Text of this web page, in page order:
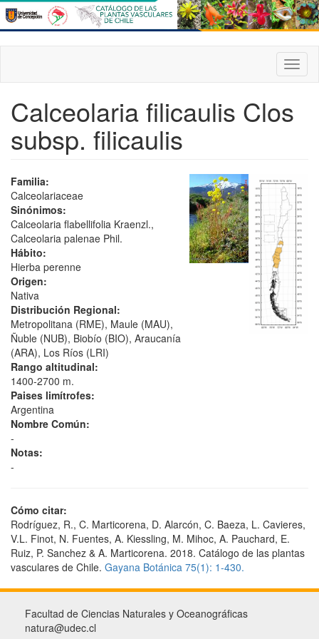
Pasar
al
contenido
principal
Calceolaria filicaulis Clos
subsp. filicaulis
Familia:
Calceolariaceae
Sinónimos:
Calceolaria flabellifolia Kraenzl.,
Calceolaria palenae Phil.
Hábito:
Hierba perenne
Origen:
Nativa
Distribución Regional:
Metropolitana (RME), Maule (MAU),
Ñuble (NUB), Biobío (BIO), Araucanía
(ARA), Los Ríos (LRI)
Rango altitudinal:
1400-2700 m.
Paises limítrofes:
Argentina
Nombre Común:
-
Notas:
-
Cómo citar:
Rodríguez, R., C. Marticorena, D. Alarcón, C. Baeza, L. Cavieres,
V.L. Finot, N. Fuentes, A. Kiessling, M. Mihoc, A. Pauchard, E.
Ruiz, P. Sanchez & A. Marticorena. 2018. Catálogo de las plantas
vasculares de Chile. Gayana Botánica 75(1): 1-430.
Facultad de Ciencias Naturales y Oceanográficas
natura@udec.cl